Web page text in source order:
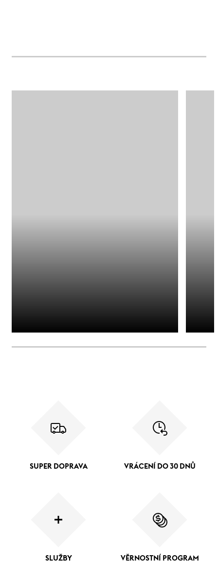
SUPER DOPRAVA VRÁCENÍ DO 30 DNŮ
SLUŽBY VĚRNOSTNÍ PROGRAM